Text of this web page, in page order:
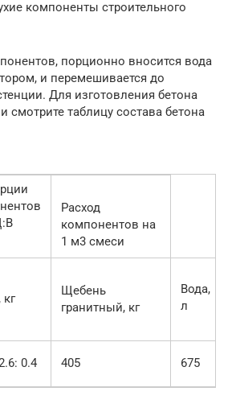
компоненты строительного
порционно вносится вода
и перемешивается до
Для изготовления бетона
смотрите таблицу состава бетона
Расход
компонентов на
1 м3 смеси
кг
Щебень
гранитный, кг
Вода,
л
0.4 405 675